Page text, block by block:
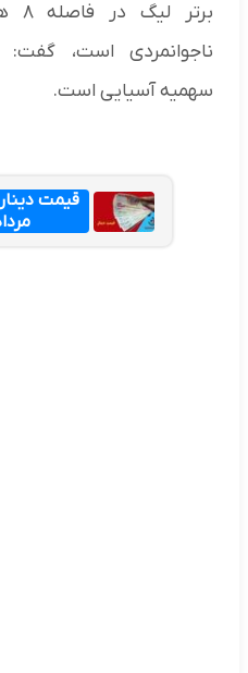
ناجوانمردی است،
سهمیه آسیایی است.
مرداد 1405